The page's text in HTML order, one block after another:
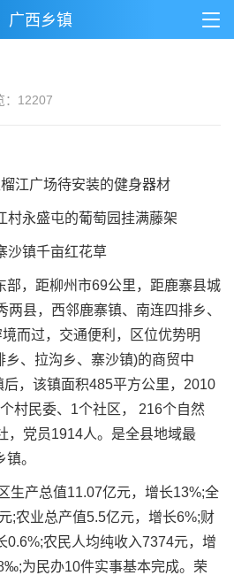
广西乡镇
12207
江广场待安装的健身器材
永盛屯的葡萄园挂满藤架
镇千亩红花草
，距柳州市69公里，距鹿寨县城
县，西邻鹿寨镇、南连四排乡、
而过，交通便利，区位优势明
乡、拉沟乡、寨沙镇)的商贸中
，该镇面积485平方公里，2010
村民委、1个社区， 216个自然
，党员1914人。是全县地域最
。
产总值11.07亿元，增长13%;全
;农业总产值5.5亿元，增长6%;财
0.6%;农民人均纯收入7374元，增
为民办10件实事基本完成。荣